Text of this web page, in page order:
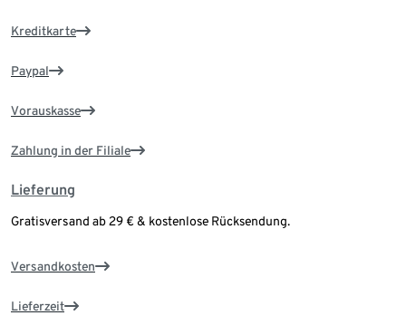
Kreditkarte
Paypal
Vorauskasse
Zahlung in der Filiale
Lieferung
Gratisversand ab 29 € & kostenlose Rücksendung.
Versandkosten
Lieferzeit